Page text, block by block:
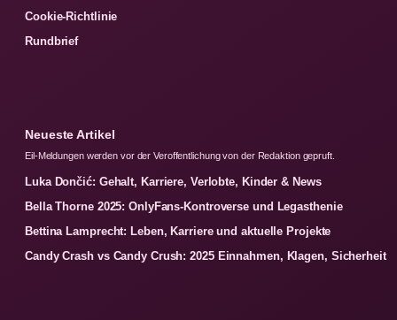
Cookie-Richtlinie
Rundbrief
Neueste Artikel
Eil-Meldungen werden vor der Veroffentlichung von der Redaktion gepruft.
Luka Dončić: Gehalt, Karriere, Verlobte, Kinder & News
Bella Thorne 2025: OnlyFans-Kontroverse und Legasthenie
Bettina Lamprecht: Leben, Karriere und aktuelle Projekte
Candy Crash vs Candy Crush: 2025 Einnahmen, Klagen, Sicherheit